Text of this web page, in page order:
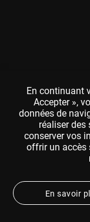
En continuant
Accepter »,
données de
réaliser des
conserver vos
offrir un accès
En savoir